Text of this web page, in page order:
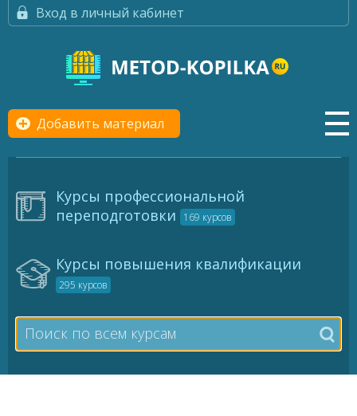
Вход в личный кабинет
Добавить материал
Курсы профессиональной
переподготовки
169 курсов
Курсы повышения квалификации
295 курсов